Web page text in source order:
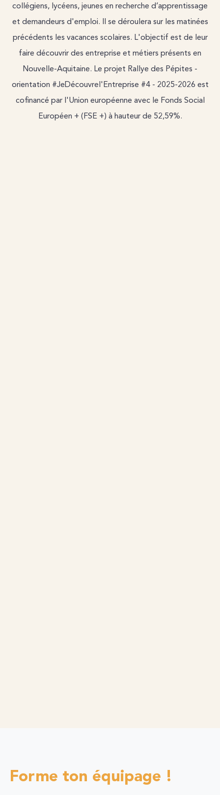
collégiens, lycéens, jeunes en recherche d’apprentissage
et demandeurs d'emploi. Il se déroulera sur les matinées
précédents les vacances scolaires. L'objectif est de leur
faire découvrir des entreprise et métiers présents en
Nouvelle-Aquitaine. Le projet Rallye des Pépites -
orientation #JeDécouvrel'Entreprise #4 - 2025-2026 est
cofinancé par l'Union européenne avec le Fonds Social
Européen + (FSE +) à hauteur de 52,59%.
Forme ton équipage !